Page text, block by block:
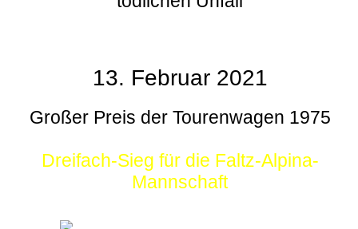
13. Februar 2021
Großer Preis der Tourenwagen 1975
Dreifach-Sieg für die Faltz-Alpina-
Mannschaft